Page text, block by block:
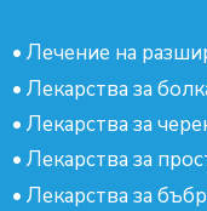
• Лечение на
• Лекарства за
• Лекарства за
• Лекарства за
• Лекарства за